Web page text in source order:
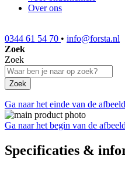
Over ons
0344 61 54 70 • info@forsta.nl
Zoek
Zoek
Zoek
Ga naar het einde van de
Ga naar het begin van de
Specificaties &